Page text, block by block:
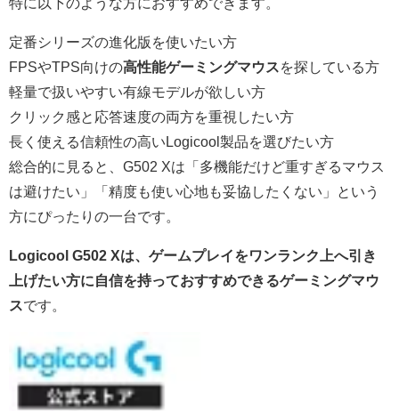
定番シリーズの進化版を使いたい方
FPSやTPS向けの高性能ゲーミングマウス を探している方
軽量で扱いやすい有線モデルが欲しい方
クリック感と応答速度の両方を重視したい方
長く使える信頼性の高いLogicool製品を選びたい方
総合的に見ると、G502 Xは「多機能だけど重すぎるマウス
は避けたい」「精度も使い心地も妥協したくない」という
方にぴったりの一台です。
Logicool G502 Xは、ゲームプレイをワンランク上へ引き
上げたい方に自信を持っておすすめできるゲーミングマウ
スです。